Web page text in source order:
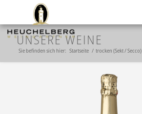
UNSERE WEINE
Sie befinden sich hier: Startseite / trocken (Sekt / Secco)